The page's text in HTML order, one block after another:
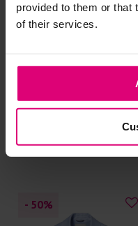
provided to them or that
of their services.
Pantalon glans bandplooi
- 50%